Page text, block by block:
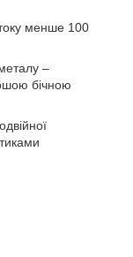
менше 100
–
бічною